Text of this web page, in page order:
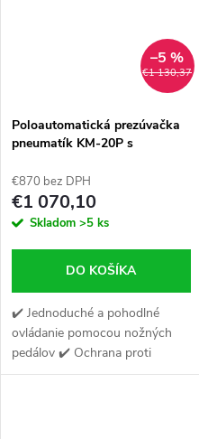
€1 130,37
–5 %
Poloautomatická prezúvačka
pneumatík KM-20P s
€870 bez DPH
€1 070,10
Skladom >5 ks
DO KOŠÍKA
✔️ Jednoduché a pohodlné
ovládanie pomocou nožných
pedálov ✔️ Ochrana proti
poškodeniu ráfika ✔️ Masívny